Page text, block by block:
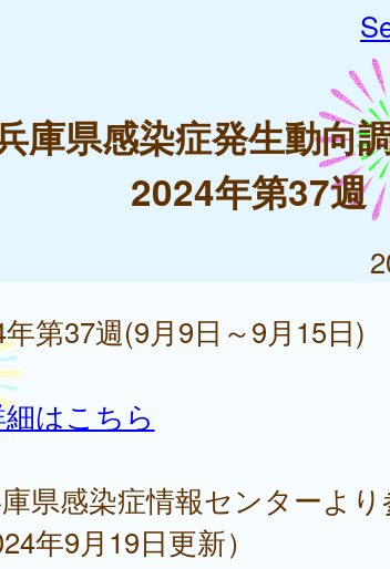
庫県感染症発生動向
2024年第37週
第37週(9月9日～9月15日)
はこちら
県感染症情報センターより
年9月19日更新）